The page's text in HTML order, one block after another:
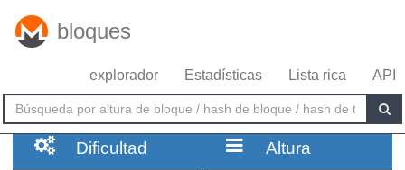
bloques
explorador Estadísticas Lista rica API
Dificultad Altura